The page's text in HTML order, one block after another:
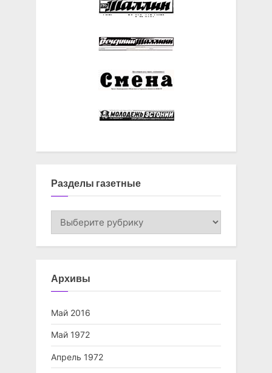
Разделы газетные
Разделы
Архивы
Май 2016
Май 1972
Апрель 1972